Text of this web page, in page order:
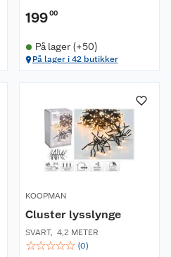
19900
På lager (+50)
På lager i 42 butikker
KOOPMAN
Cluster lysslynge
SVART, 4,2 METER
☆☆☆☆☆ (0)